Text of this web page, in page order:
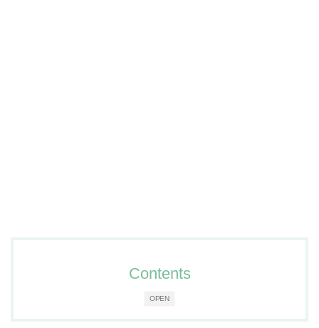
OPEN
Contents